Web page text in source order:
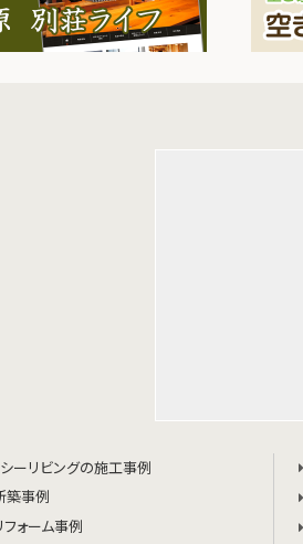
シーリビングの施工事例
築事例
フォーム事例